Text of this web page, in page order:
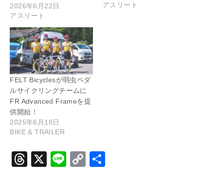
2026年6月22日
アスリート
アスリート
FELT Bicyclesが弱虫ペダ
ルサイクリングチームに
FR Advanced Frameを提
供開始！
2025年6月18日
BIKE & TRAILER
T
X
Li
C